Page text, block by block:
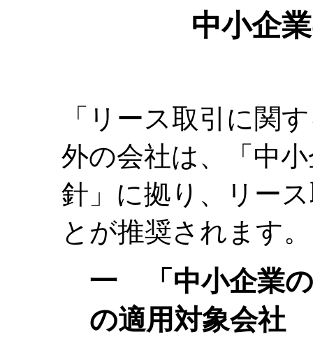
中小企
「リース取引に関
外の会社は、「中
針」に拠り、リー
とが推奨されます。
一 「中小企業
の適用対象会社